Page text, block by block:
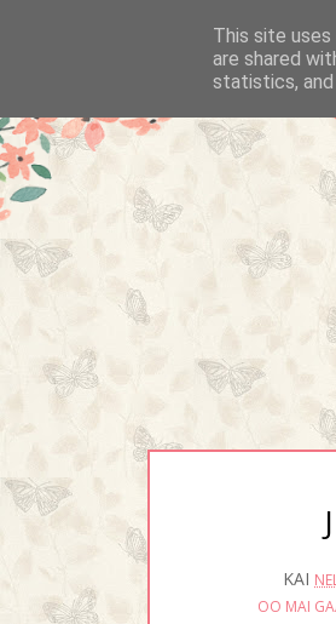
KAI
OO MAI
This site
are shared
statistics,